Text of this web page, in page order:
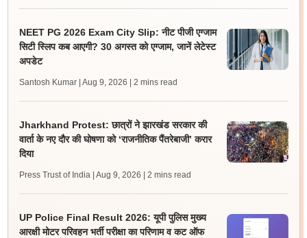
NEET PG 2026 Exam City Slip: नीट पीजी एग्जाम
सिटी स्लिप कब आएगी? 30 अगस्त को एग्जाम, जानें लेटेस्ट
अपडेट
Santosh Kumar | Aug 9, 2026 | 2 mins read
Jharkhand Protest: छात्रों ने झारखंड सरकार की
वार्ता के नए दौर की घोषणा को ‘राजनीतिक पैंतरेबाजी’ करार
दिया
Press Trust of India | Aug 9, 2026 | 2 mins read
UP Police Final Result 2026: यूपी पुलिस मुख्य
आरक्षी मोटर परिवहन भर्ती परीक्षा का परिणाम व कट ऑफ